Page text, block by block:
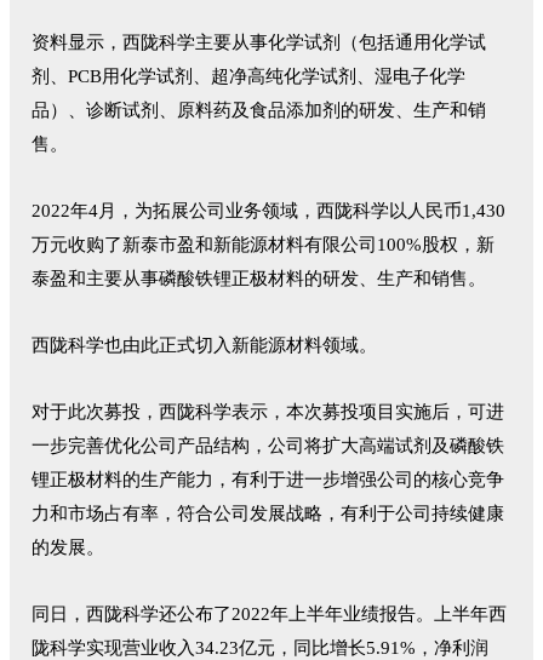
资料显示，西陇科学主要从事化学试剂（包括通用化学试
剂、PCB用化学试剂、超净高纯化学试剂、湿电子化学
品）、诊断试剂、原料药及食品添加剂的研发、生产和销
售。
2022年4月，为拓展公司业务领域，西陇科学以人民币1,430
万元收购了新泰市盈和新能源材料有限公司100%股权，新
泰盈和主要从事磷酸铁锂正极材料的研发、生产和销售。
西陇科学也由此正式切入新能源材料领域。
对于此次募投，西陇科学表示，本次募投项目实施后，可进
一步完善优化公司产品结构，公司将扩大高端试剂及磷酸铁
锂正极材料的生产能力，有利于进一步增强公司的核心竞争
力和市场占有率，符合公司发展战略，有利于公司持续健康
的发展。
同日，西陇科学还公布了2022年上半年业绩报告。上半年西
陇科学实现营业收入34.23亿元，同比增长5.91%，净利润